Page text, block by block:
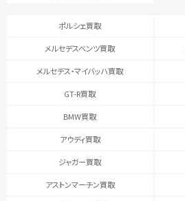
ポルシェ買取
メルセデスベンツ買取
メルセデス・マイバッハ買取
GT-R買取
BMW買取
アウディ買取
ジャガー買取
アストンマーチン買取